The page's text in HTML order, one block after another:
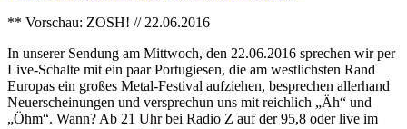
** Vorschau: ZOSH! // 22.06.2016
In unserer Sendung am Mittwoch, den 22.06.2016 sprechen wir per
Live-Schalte mit ein paar Portugiesen, die am westlichsten Rand
Europas ein großes Metal-Festival aufziehen, besprechen allerhand
Neuerscheinungen und versprechun uns mit reichlich „Äh“ und
„Öhm“. Wann? Ab 21 Uhr bei Radio Z auf der 95,8 oder live im